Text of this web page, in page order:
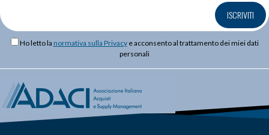
ISCRIVITI
Ho letto la normativa sulla Privacye acconsento al trattamento dei miei dati
personali